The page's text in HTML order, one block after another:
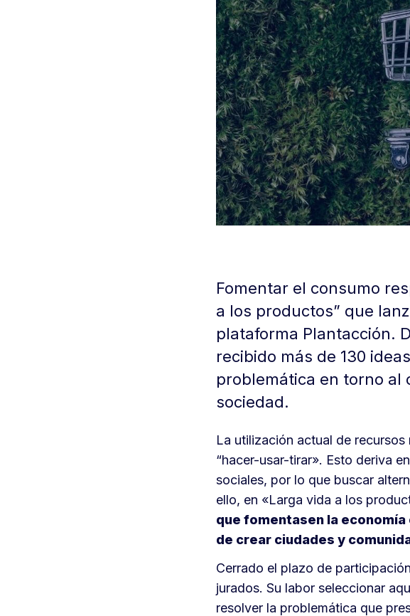
Fomentar el consumo
a los productos” que
plataforma Plantacción.
recibido más de 130
problemática en torno al
sociedad.
La utilización actual de
“hacer-usar-tirar». Esto deriva
sociales, por lo que buscar
ello, en «Larga vida a los
que fomentasen la economía
de crear ciudades y
Cerrado el plazo de
jurados. Su labor seleccionar
resolver la problemática que